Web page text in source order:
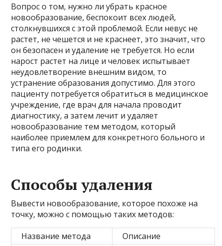
Вопрос о том, нужно ли убрать красное
новообразование, беспокоит всех людей,
столкнувшихся с этой проблемой. Если невус не
растет, не чешется и не краснеет, это значит, что
он безопасен и удаление не требуется. Но если
нарост растет на лице и человек испытывает
неудовлетворение внешним видом, то
устранение образования допустимо. Для этого
пациенту потребуется обратиться в медицинское
учреждение, где врач для начала проводит
диагностику, а затем лечит и удаляет
новообразование тем методом, который
наиболее приемлем для конкретного больного и
типа его родинки.
Способы удаления
Вывести новообразование, которое похоже на
точку, можно с помощью таких методов:
Название метода
Описание